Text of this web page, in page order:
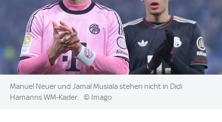
Image:
Manuel Neuer und Jamal Musiala stehen nicht in Didi
Hamanns WM-Kader.
© Imago